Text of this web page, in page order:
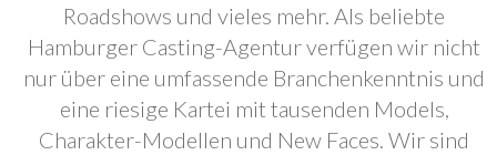
Roadshows und vieles mehr. Als beliebte
Hamburger Casting-Agentur verfügen wir nicht
nur über eine umfassende Branchenkenntnis und
eine riesige Kartei mit tausenden Models,
Charakter-Modellen und New Faces. Wir sind